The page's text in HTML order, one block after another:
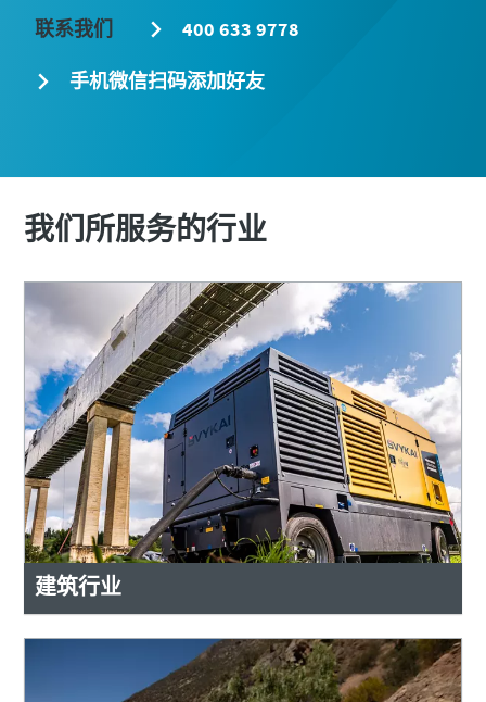
下载电子指南
建筑行业压缩空气解决方案
点击立即下载
联系我们 400 633 9778
手机微信扫码添加好友
我们所服务的行业
建筑行业